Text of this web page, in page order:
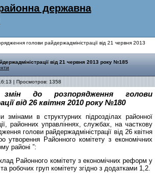
державна
голови райдержадміністрації від 21 червня 2013
від 21 червня 2013 року №185
| Просмотров: 1358
до розпорядження голови
від 26 квітня 2010 року №180
змінами в структурних підрозділах районної
районних управліннях, службах, на часткову
голови райдержадміністрації від 26 квітня
утворення Районного комітету з економічних
районі ”:
Районного комітету з економічних реформ у
робочих груп комітету згідно з додатками 1,2.